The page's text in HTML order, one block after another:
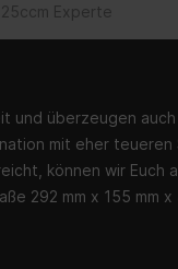
Experte
und überzeugen
mit eher
können wir
292 mm x 155 mm x